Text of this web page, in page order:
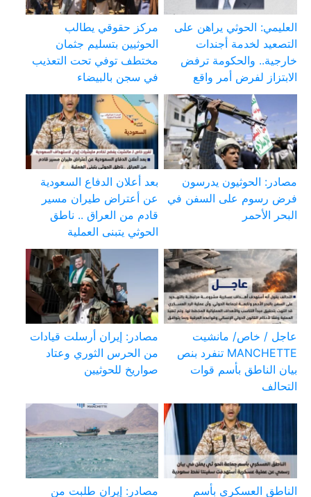
العليمي: الحوثي يراهن على
التصعيد لخدمة أجندات
خارجية.. والحكومة ترفض
الابتزاز لفرض أمر واقع
مركز حقوقي يطالب
الحوثيين بتسليم جثمان
مختطف توفي تحت التعذيب
في سجن بالبيضاء
مصادر: الحوثيون يدرسون
فرض رسوم على السفن في
البحر الأحمر
بعد أعلان الدفاع السعودية
عن أعتراض طيران مسير
قادم من العراق .. ناطق
الحوثي يتبنى العملية
عاجل / خاص/ مانشيت
MANCHETTE تنفرد بنص
بيان الناطق بأسم قوات
التحالف
مصادر: إيران أرسلت قيادات
من الحرس الثوري وعتاد
صواريخ للحوثيين
الناطق العسكري بأسم مصادر: إيران طلبت من